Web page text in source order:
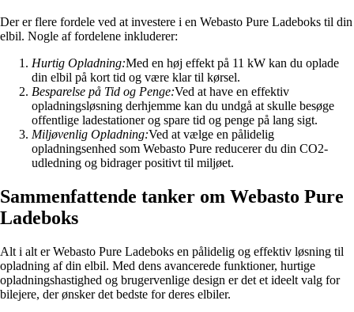
Der er flere fordele ved at investere i en Webasto Pure Ladeboks til din
elbil. Nogle af fordelene inkluderer:
Hurtig Opladning:Med en høj effekt på 11 kW kan du oplade
din elbil på kort tid og være klar til kørsel.
Besparelse på Tid og Penge:Ved at have en effektiv
opladningsløsning derhjemme kan du undgå at skulle besøge
offentlige ladestationer og spare tid og penge på lang sigt.
Miljøvenlig Opladning:Ved at vælge en pålidelig
opladningsenhed som Webasto Pure reducerer du din CO2-
udledning og bidrager positivt til miljøet.
Sammenfattende tanker om Webasto Pure
Ladeboks
Alt i alt er Webasto Pure Ladeboks en pålidelig og effektiv løsning til
opladning af din elbil. Med dens avancerede funktioner, hurtige
opladningshastighed og brugervenlige design er det et ideelt valg for
bilejere, der ønsker det bedste for deres elbiler.